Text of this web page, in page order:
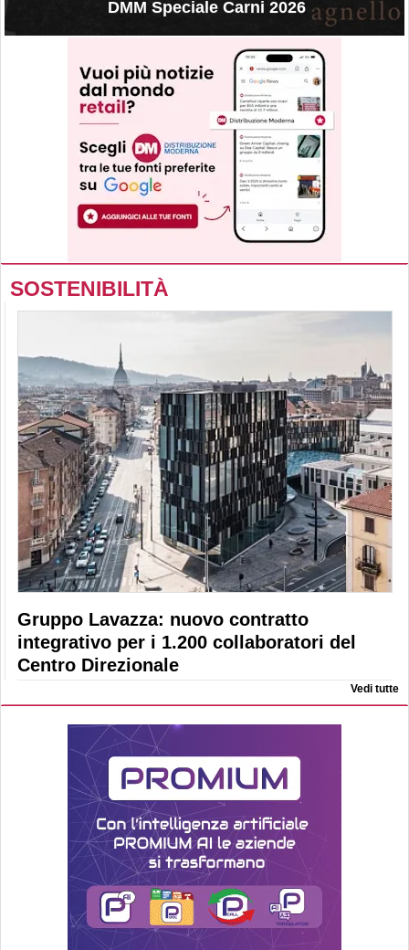
DMM Speciale Carni 2026
SOSTENIBILITÀ
Gruppo Lavazza: nuovo contratto
integrativo per i 1.200 collaboratori del
Centro Direzionale
Vedi tutte